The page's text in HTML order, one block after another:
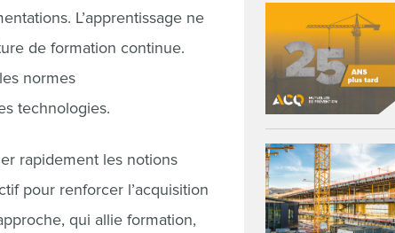
L’apprentissage ne
de formation continue.
normes
technologies.
rapidement les notions
pour renforcer l’acquisition
qui allie formation,